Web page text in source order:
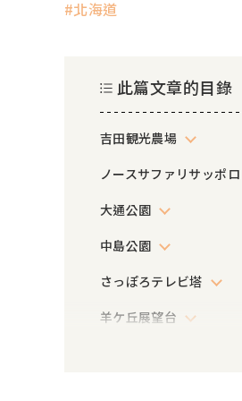
北海道
此篇文章的目錄
吉田観光農場
ノースサファリサッポロ
大通公園
中島公園
さっぽろテレビ塔
羊ケ丘展望台